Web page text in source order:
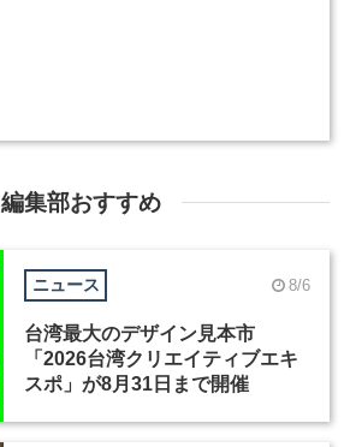
編集部おすすめ
ニュース 8/6
台湾最大のデザイン見本市
「2026台湾クリエイティブエキ
スポ」が8月31日まで開催